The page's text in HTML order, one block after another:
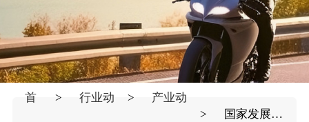
首 行业动 产业动
国家发展改革委：正在谋划出台加快“人工智能+”落地配套文件